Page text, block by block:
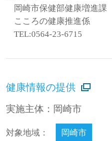
岡崎市保健部健康増進課
こころの健康推進係
TEL:0564-23-6715
健康情報の提供
実施主体：岡崎市
対象地域： 岡崎市